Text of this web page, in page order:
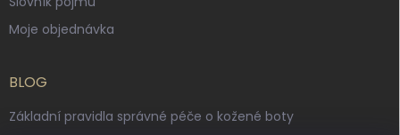
Moje objednávka
BLOG
Základní pravidla správné péče o kožené boty